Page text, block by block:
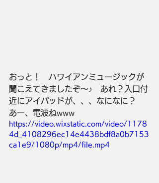
おっと！　ハワイアンミュージックが
聞こえてきましたぞ～♪　あれ？入口付
近にアイパッドが、、、なになに？
あー、電波ねwww
https://video.wixstatic.com/video/1178
4d_4108296ec14e4438bdf8a0b7153
ca1e9/1080p/mp4/file.mp4